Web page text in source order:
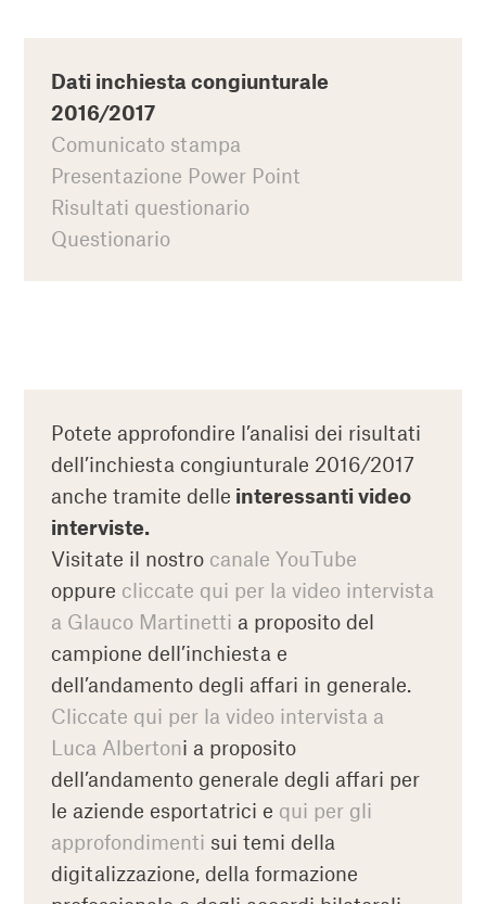
Dati inchiesta congiunturale
2016/2017
Comunicato stampa
Presentazione Power Point
Risultati questionario
Questionario
Potete approfondire l’analisi dei risultati
dell’inchiesta congiunturale 2016/2017
anche tramite delle interessanti video
interviste.
Visitate il nostro canale YouTube
oppure cliccate qui per la video intervista
a Glauco Martinetti a proposito del
campione dell’inchiesta e
dell’andamento degli affari in generale.
Cliccate qui per la video intervista a
Luca Albertoni a proposito
dell’andamento generale degli affari per
le aziende esportatrici e qui per gli
approfondimenti sui temi della
digitalizzazione, della formazione